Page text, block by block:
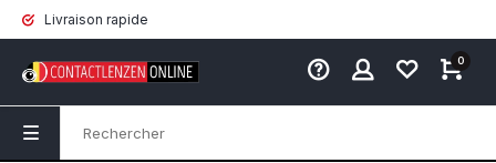
Livraison rapide
0